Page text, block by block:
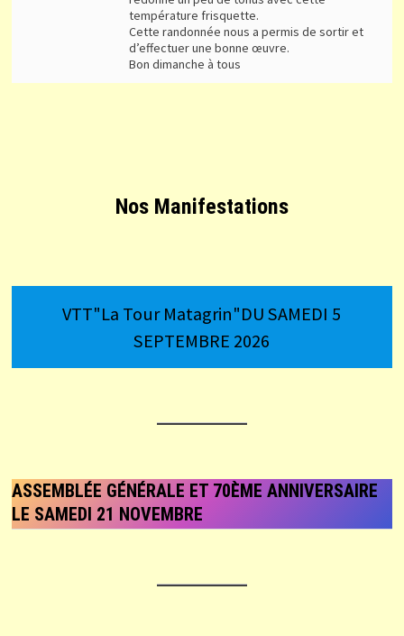
température frisquette.
Cette randonnée nous a permis de sortir et
d’effectuer une bonne œuvre.
Bon dimanche à tous
Nos Manifestations
VTT"La Tour Matagrin"DU SAMEDI 5
SEPTEMBRE 2026
ASSEMBLÉE GÉNÉRALE ET 70ÈME ANNIVERSAIRE
LE SAMEDI 21 NOVEMBRE